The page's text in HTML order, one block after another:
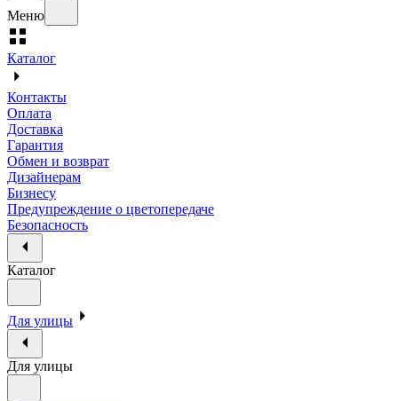
Меню
Каталог
Контакты
Оплата
Доставка
Гарантия
Обмен и возврат
Дизайнерам
Бизнесу
Предупреждение о цветопередаче
Безопасность
Каталог
Для улицы
Для улицы